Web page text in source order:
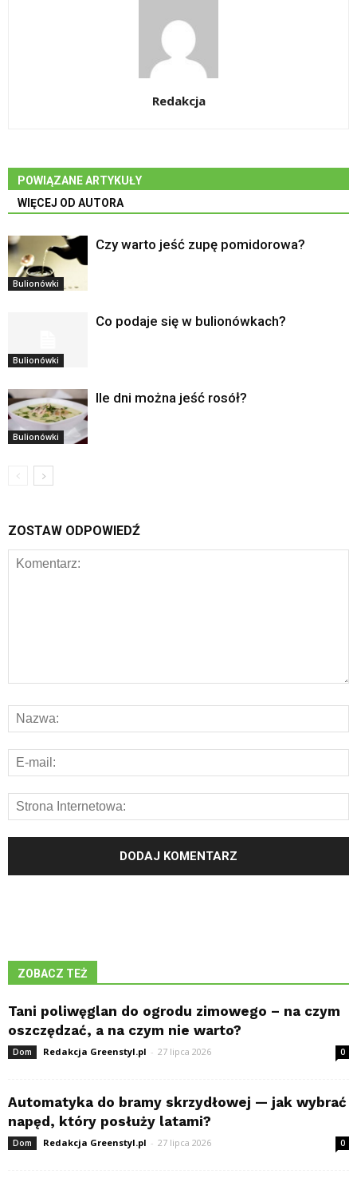
Redakcja
POWIĄZANE ARTYKUŁY
WIĘCEJ OD AUTORA
Bulionówki
Czy warto jeść zupę pomidorowa?
Bulionówki
Co podaje się w bulionówkach?
Bulionówki
Ile dni można jeść rosół?
ZOSTAW ODPOWIEDŹ
ZOBACZ TEŻ
Tani poliwęglan do ogrodu zimowego – na czym
oszczędzać, a na czym nie warto?
Dom Redakcja Greenstyl.pl - 27 lipca 2026 0
Automatyka do bramy skrzydłowej — jak wybrać
napęd, który posłuży latami?
Dom Redakcja Greenstyl.pl - 27 lipca 2026 0